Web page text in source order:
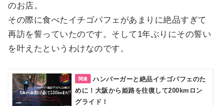
のお店。
その際に食べたイチゴパフェがあまりに絶品すぎて
再訪を誓っていたのです。そして1年ぶりにその誓い
を叶えたというわけなのです。
ハンバーガーと絶品イチゴパフェのた
めに！大阪から姫路を往復して200kmロン
グライド！